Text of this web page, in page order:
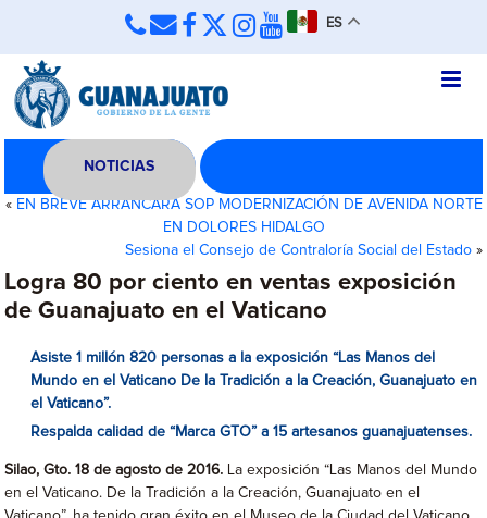
ES
NOTICIAS
« EN BREVE ARRANCARÁ SOP MODERNIZACIÓN DE AVENIDA NORTE
EN DOLORES HIDALGO
Sesiona el Consejo de Contraloría Social del Estado»
Logra 80 por ciento en ventas exposición
de Guanajuato en el Vaticano
Asiste 1 millón 820 personas a la exposición “Las Manos del
Mundo en el Vaticano De la Tradición a la Creación, Guanajuato en
el Vaticano”.
Respalda calidad de “Marca GTO” a 15 artesanos guanajuatenses.
Silao, Gto. 18 de agosto de 2016. La exposición “Las Manos del Mundo
en el Vaticano. De la Tradición a la Creación, Guanajuato en el